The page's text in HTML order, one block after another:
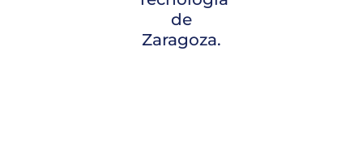
de
Zaragoza.